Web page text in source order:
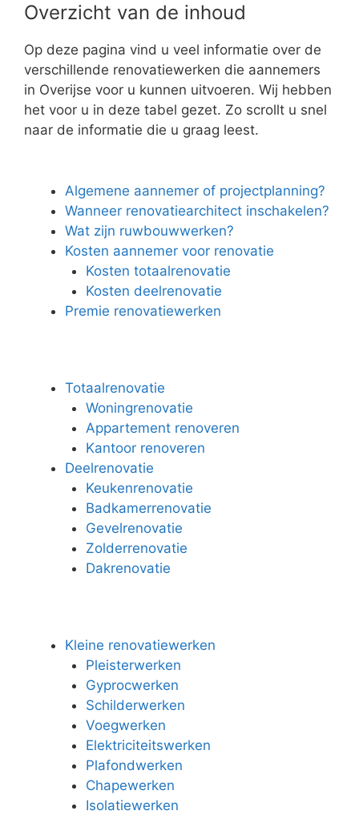
Overzicht van de inhoud
Op deze pagina vind u veel informatie over de
verschillende renovatiewerken die aannemers
in Overijse voor u kunnen uitvoeren. Wij hebben
het voor u in deze tabel gezet. Zo scrollt u snel
naar de informatie die u graag leest.
Algemene aannemer of projectplanning?
Wanneer renovatiearchitect inschakelen?
Wat zijn ruwbouwwerken?
Kosten aannemer voor renovatie
Kosten totaalrenovatie
Kosten deelrenovatie
Premie renovatiewerken
Totaalrenovatie
Woningrenovatie
Appartement renoveren
Kantoor renoveren
Deelrenovatie
Keukenrenovatie
Badkamerrenovatie
Gevelrenovatie
Zolderrenovatie
Dakrenovatie
Kleine renovatiewerken
Pleisterwerken
Gyprocwerken
Schilderwerken
Voegwerken
Elektriciteitswerken
Plafondwerken
Chapewerken
Isolatiewerken